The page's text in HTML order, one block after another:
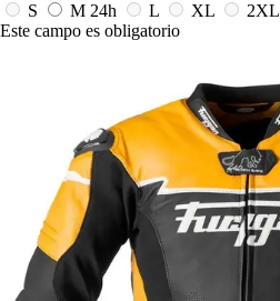
S
M 24h L XL
2XL
Este campo es obligatorio